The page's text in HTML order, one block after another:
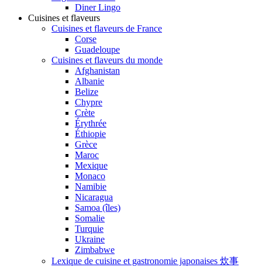
Diner Lingo
Cuisines et flaveurs
Cuisines et flaveurs de France
Corse
Guadeloupe
Cuisines et flaveurs du monde
Afghanistan
Albanie
Belize
Chypre
Crète
Érythrée
Éthiopie
Grèce
Maroc
Mexique
Monaco
Namibie
Nicaragua
Samoa (îles)
Somalie
Turquie
Ukraine
Zimbabwe
Lexique de cuisine et gastronomie japonaises 炊事